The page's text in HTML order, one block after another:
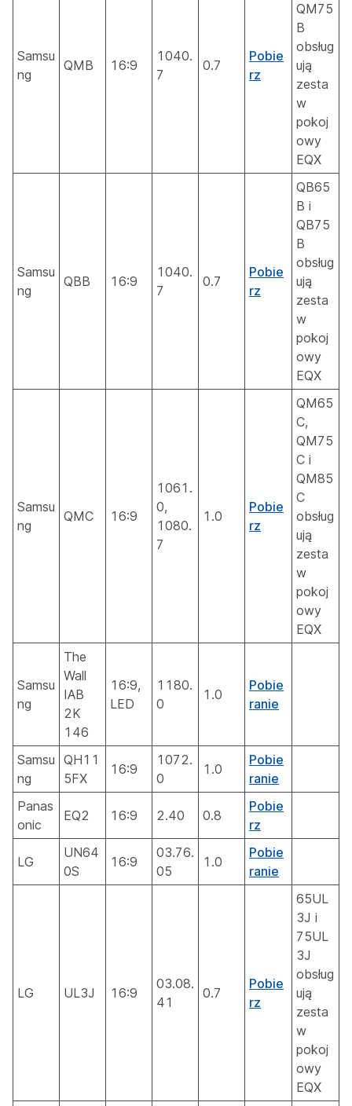
Samsu
ng
QMB 16:9
1040.
7
0.7
Pobie
rz
QM75
B
obsług
ują
zesta
w
pokoj
owy
EQX
Samsu
ng
QBB 16:9
1040.
7
0.7
Pobie
rz
QB65
B i
QB75
B
obsług
ują
zesta
w
pokoj
owy
EQX
Samsu
ng
QMC 16:9
1061.
0,
1080.
7
1.0
Pobie
rz
QM65
C,
QM75
C i
QM85
C
obsług
ują
zesta
w
pokoj
owy
EQX
Samsu
ng
The
Wall
IAB
2K
146
16:9,
LED
1180.
0
1.0
Pobie
ranie
Samsu
ng
QH11
5FX
16:9
1072.
0
1.0
Pobie
ranie
Panas
onic
EQ2 16:9 2.40 0.8
Pobie
rz
LG
UN64
0S
16:9
03.76.
05
1.0
Pobie
ranie
LG UL3J 16:9
03.08.
41
0.7
Pobie
rz
65UL
3J i
75UL
3J
obsług
ują
zesta
w
pokoj
owy
EQX